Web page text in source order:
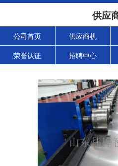
供应
公司首页 供应商机
荣誉认证 招聘中心